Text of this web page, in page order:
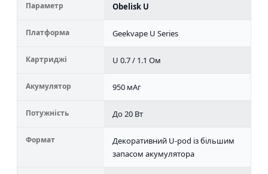
Параметр Obelisk U
Платформа Geekvape U Series
Картриджі U 0.7 / 1.1 Ом
Акумулятор 950 мАг
Потужність До 20 Вт
Формат
Декоративний U-pod із більшим
запасом акумулятора